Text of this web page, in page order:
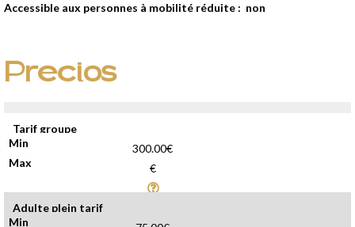
Accessible aux personnes à mobilité réduite : non
Precios
Tarif groupe
300.00€
€
Adulte plein tarif